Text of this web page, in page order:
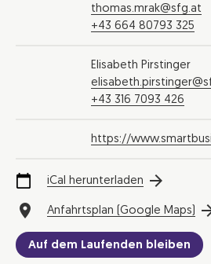
thomas.mrak@sfg.at
+43 664 80793 325
Elisabeth Pirstinger
+43 316 7093 426
https://
iCal herunterladen
Anfahrtsplan (Google Maps)
Auf dem Laufenden bleiben